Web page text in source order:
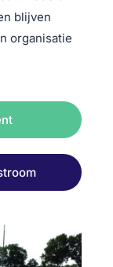
blijven
organisatie